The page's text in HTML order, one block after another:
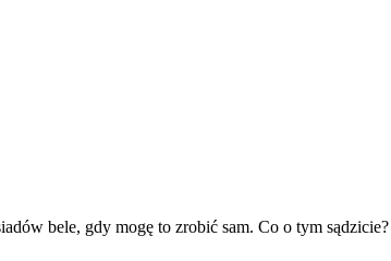
bele, gdy mogę to zrobić sam. Co o tym sądzicie?